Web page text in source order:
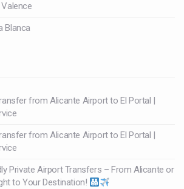
Blanca
from Alicante Airport to El Portal |
from Alicante Airport to El Portal |
Private Airport Transfers – From Alicante or
to Your Destination!